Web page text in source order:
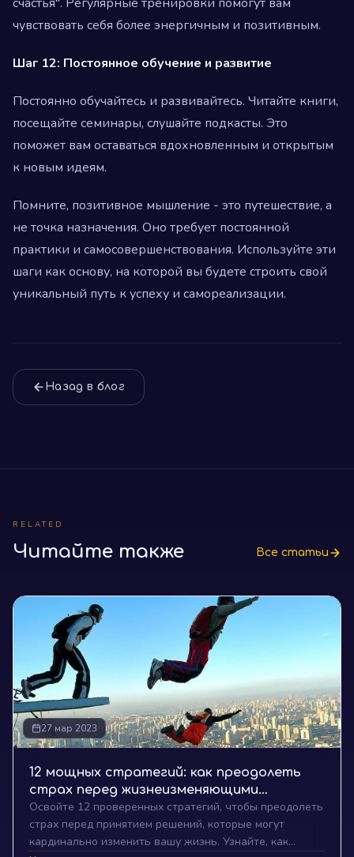
чувствовать себя более энергичным и позитивным.
Шаг 12: Постоянное обучение и развитие
Постоянно обучайтесь и развивайтесь. Читайте книги,
посещайте семинары, слушайте подкасты. Это
поможет вам оставаться вдохновленным и открытым
к новым идеям.
Помните, позитивное мышление - это путешествие, а
не точка назначения. Оно требует постоянной
практики и самосовершенствования. Используйте эти
шаги как основу, на которой вы будете строить свой
уникальный путь к успеху и самореализации.
Назад в блог
RELATED
Читайте также Все статьи
27 мар 2023
12 мощных стратегий: как преодолеть
страх перед жизнеизменяющими
решениями и открыть новые горизонты
Освойте 12 проверенных стратегий, чтобы преодолеть
страх перед принятием решений, которые могут
кардинально изменить вашу жизнь. Узнайте, как